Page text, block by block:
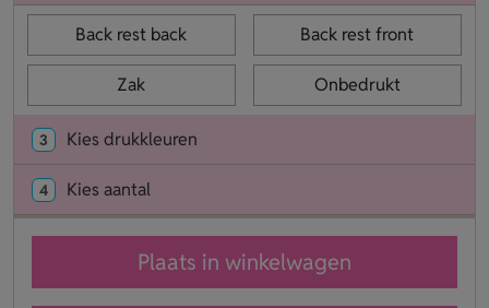
Back rest back Back rest front
Zak Onbedrukt
3 Kies drukkleuren
4 Kies aantal
Plaats in winkelwagen